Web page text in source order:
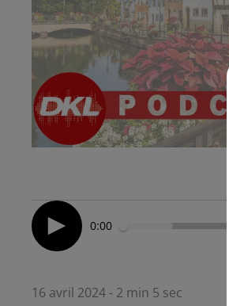
0:00
16 avril 2024 - 2 min 5 sec